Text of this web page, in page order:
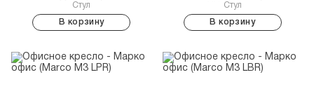
Стул
В корзину
Стул
В корзину